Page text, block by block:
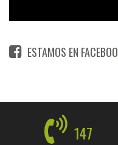
ESTAMOS EN
147